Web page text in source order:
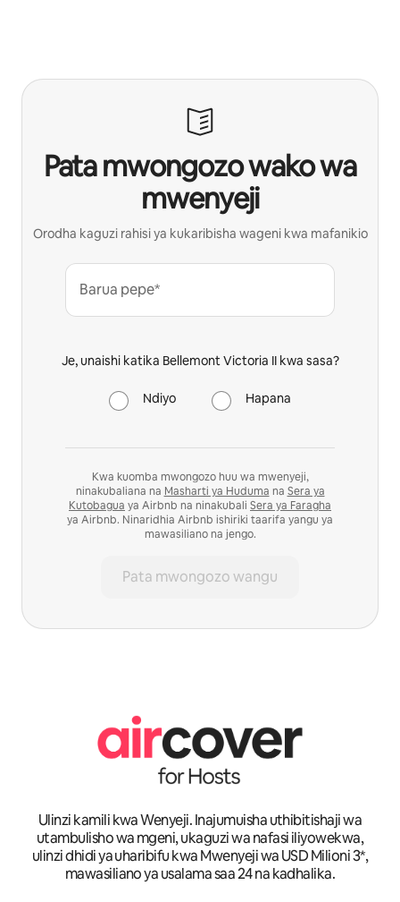
Pata mwongozo wako wa
mwenyeji
Orodha kaguzi rahisi ya kukaribisha wageni kwa mafanikio
Barua pepe*
Je, unaishi katika Bellemont Victoria II kwa sasa?
Ndiyo Hapana
Kwa kuomba mwongozo huu wa mwenyeji,
ninakubaliana na Masharti ya Huduma na Sera ya
Kutobagua ya Airbnb na ninakubali Sera ya Faragha
ya Airbnb. Ninaridhia Airbnb ishiriki taarifa yangu ya
mawasiliano na jengo.
Pata mwongozo wangu
Ulinzi kamili kwa Wenyeji. Inajumuisha uthibitishaji wa
utambulisho wa mgeni, ukaguzi wa nafasi iliyowekwa,
ulinzi dhidi ya uharibifu kwa Mwenyeji wa USD Milioni 3*,
mawasiliano ya usalama saa 24 na kadhalika.